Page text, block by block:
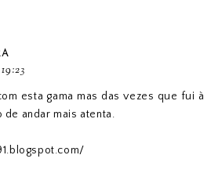
esta gama mas das vezes que fui à
de andar mais atenta.